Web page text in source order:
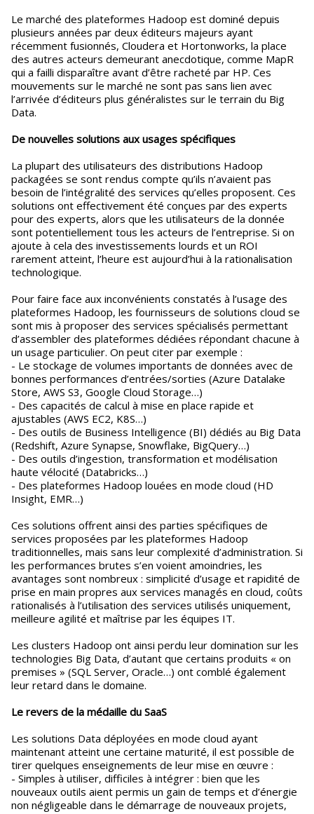
Le marché des plateformes Hadoop est dominé depuis
plusieurs années par deux éditeurs majeurs ayant
récemment fusionnés, Cloudera et Hortonworks, la place
des autres acteurs demeurant anecdotique, comme MapR
qui a failli disparaître avant d’être racheté par HP. Ces
mouvements sur le marché ne sont pas sans lien avec
l’arrivée d’éditeurs plus généralistes sur le terrain du Big
Data.
De nouvelles solutions aux usages spécifiques
La plupart des utilisateurs des distributions Hadoop
packagées se sont rendus compte qu’ils n’avaient pas
besoin de l’intégralité des services qu’elles proposent. Ces
solutions ont effectivement été conçues par des experts
pour des experts, alors que les utilisateurs de la donnée
sont potentiellement tous les acteurs de l’entreprise. Si on
ajoute à cela des investissements lourds et un ROI
rarement atteint, l’heure est aujourd’hui à la rationalisation
technologique.
Pour faire face aux inconvénients constatés à l’usage des
plateformes Hadoop, les fournisseurs de solutions cloud se
sont mis à proposer des services spécialisés permettant
d’assembler des plateformes dédiées répondant chacune à
un usage particulier. On peut citer par exemple :
- Le stockage de volumes importants de données avec de
bonnes performances d’entrées/sorties (Azure Datalake
Store, AWS S3, Google Cloud Storage…)
- Des capacités de calcul à mise en place rapide et
ajustables (AWS EC2, K8S…)
- Des outils de Business Intelligence (BI) dédiés au Big Data
(Redshift, Azure Synapse, Snowflake, BigQuery…)
- Des outils d’ingestion, transformation et modélisation
haute vélocité (Databricks…)
- Des plateformes Hadoop louées en mode cloud (HD
Insight, EMR…)
Ces solutions offrent ainsi des parties spécifiques de
services proposées par les plateformes Hadoop
traditionnelles, mais sans leur complexité d’administration. Si
les performances brutes s’en voient amoindries, les
avantages sont nombreux : simplicité d’usage et rapidité de
prise en main propres aux services managés en cloud, coûts
rationalisés à l’utilisation des services utilisés uniquement,
meilleure agilité et maîtrise par les équipes IT.
Les clusters Hadoop ont ainsi perdu leur domination sur les
technologies Big Data, d’autant que certains produits « on
premises » (SQL Server, Oracle…) ont comblé également
leur retard dans le domaine.
Le revers de la médaille du SaaS
Les solutions Data déployées en mode cloud ayant
maintenant atteint une certaine maturité, il est possible de
tirer quelques enseignements de leur mise en œuvre :
- Simples à utiliser, difficiles à intégrer : bien que les
nouveaux outils aient permis un gain de temps et d’énergie
non négligeable dans le démarrage de nouveaux projets,